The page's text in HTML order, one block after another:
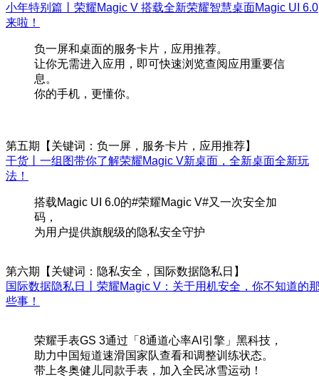
小年特别篇丨荣耀Magic V 搭载全新荣耀智慧桌面Magic UI 6.0
来啦！
负一屏和桌面的服务卡片，应用推荐。
让你无需进入应用，即可快速浏览查阅应用重要信
息。
你的手机，更懂你。
第五期【关键词：负一屏，服务卡片，应用推荐】
干货丨一组图带你了解荣耀Magic V新桌面，全新桌面全新玩
法！
搭载Magic UI 6.0的#荣耀Magic V#又一次安全加
码，
为用户提供旗舰级的隐私安全守护
第六期【关键词：隐私安全，国际数据隐私日】
国际数据隐私日丨荣耀Magic V：关于用机安全，你不知道的
些事！
荣耀手表GS 3通过「8通道心率Al引擎」黑科技，
助力中国短道速滑国家队查看和调整训练状态。
带上冬奥健儿同款手表，加入全民冰雪运动！